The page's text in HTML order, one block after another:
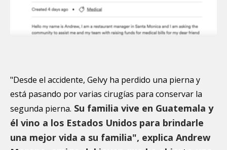
"Desde el accidente, Gelvy ha perdido una pierna y
está pasando por varias cirugías para conservar la
segunda pierna. Su familia vive en Guatemala y
él vino a los Estados Unidos para brindarle
una mejor vida a su familia", explica Andrew